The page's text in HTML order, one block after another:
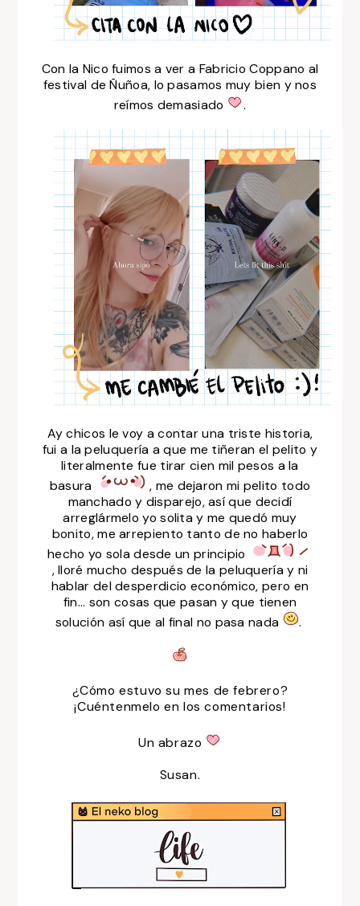
Con la Nico fuimos a ver a Fabricio Coppano al
festival de Ñuñoa, lo pasamos muy bien y nos
reímos demasiado
.
Ay chicos le voy a contar una triste historia,
fui a la peluquería a que me tiñeran el pelito y
literalmente fue tirar cien mil pesos a la
basura
, me dejaron mi pelito todo
manchado y disparejo, así que decidí
arreglármelo yo solita y me quedó muy
bonito, me arrepiento tanto de no haberlo
hecho yo sola desde un principio
, lloré mucho después de la peluquería y ni
hablar del desperdicio económico, pero en
fin... son cosas que pasan y que tienen
solución así que al final no pasa nada
.
¿Cómo estuvo su mes de febrero?
¡Cuéntenmelo en los comentarios!
Un abrazo
Susan.